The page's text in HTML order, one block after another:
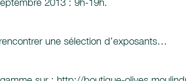
2013 : 9h-19h.
une sélection d’exposants…